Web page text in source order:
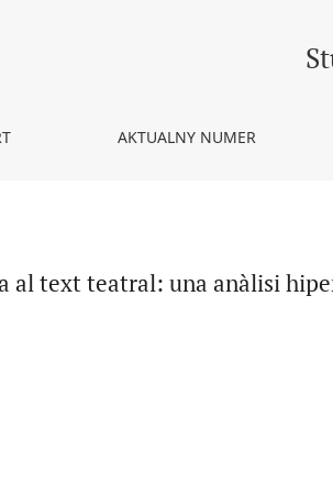
text teatral: una anàlisi hipertextual
AKTUALNY NUMER
wybrany to:
al text teatral: una anàlisi